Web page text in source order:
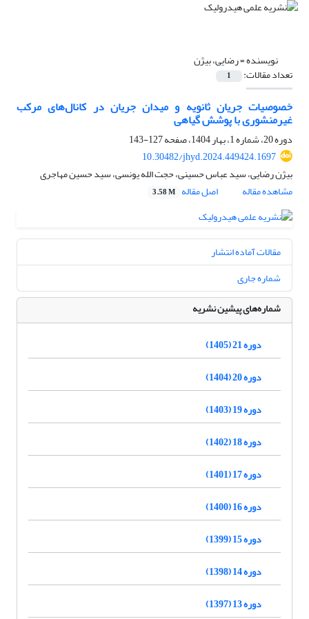
نویسنده =رضایی، بیژن
تعداد مقالات: 1
خصوصیات جریان ثانویه و میدان جریان در کانال‌های مرکب
غیرمنشوری با پوشش گیاهی
دوره 20، شماره 1، بهار 1404، صفحه
127-143
10.30482/jhyd.2024.449424.1697
بیژن رضایی، سید عباس حسینی، حجت الله یونسی، سید حسین مهاجری
مشاهده مقاله
اصل مقاله 3.58 M
مقالات آماده انتشار
شماره جاری
شماره‌های پیشین نشریه
دوره 21 (1405)
دوره 20 (1404)
دوره 19 (1403)
دوره 18 (1402)
دوره 17 (1401)
دوره 16 (1400)
دوره 15 (1399)
دوره 14 (1398)
دوره 13 (1397)